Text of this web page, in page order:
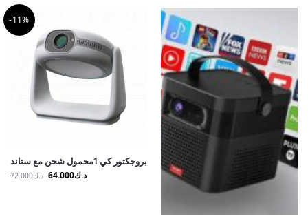
-11%
بروجكتور كي 1محمول شحن مع ستاند
د.ك72.000 د.ك64.000